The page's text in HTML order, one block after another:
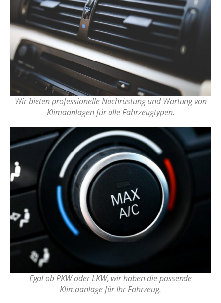
Wir bieten professionelle Nachrüstung und Wartung von
Klimaanlagen für alle Fahrzeugtypen.
Egal ob PKW oder LKW, wir haben die passende
Klimaanlage für Ihr Fahrzeug.